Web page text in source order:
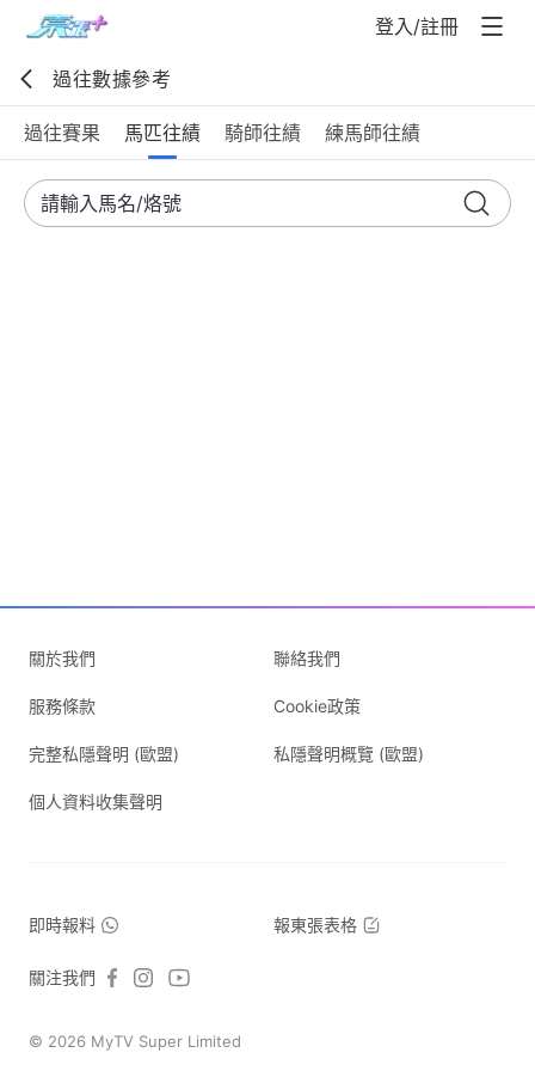
登入/註冊
過往數據參考
過往賽果 馬匹往績 騎師往績 練馬師往績
請輸入馬名/烙號
關於我們
服務條款
完整私隱聲明 (歐盟)
個人資料收集聲明
聯絡我們
Cookie政策
私隱聲明概覽 (歐盟)
即時報料 報東張表格
關注我們
© 2026 MyTV Super Limited